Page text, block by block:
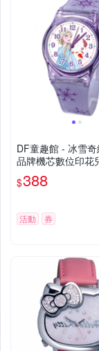
DF童趣館 - 冰雪
品牌機芯數位印花
共3色
$388
活動 券